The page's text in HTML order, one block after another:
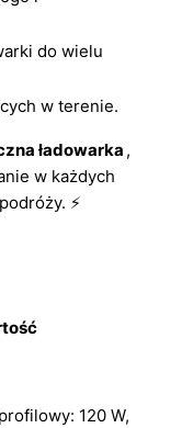
do wielu
w terenie.
ładowarka ,
w każdych
⚡
120 W,